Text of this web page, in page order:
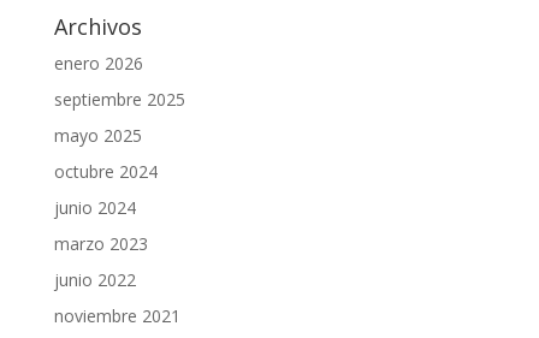
Archivos
enero 2026
septiembre 2025
mayo 2025
octubre 2024
junio 2024
marzo 2023
junio 2022
noviembre 2021